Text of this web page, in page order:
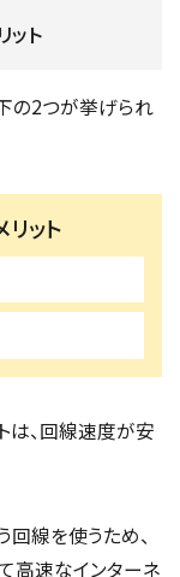
ット
の2つが挙げられ
リット
は、回線速度が安
線を使うため、
高速なインターネ